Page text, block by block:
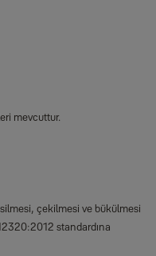
mevcuttur.
çekilmesi ve bükülmesi
standardına